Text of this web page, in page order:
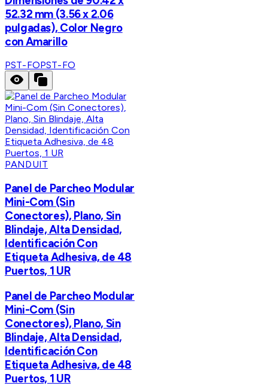
52.32 mm (3.56 x 2.06
pulgadas), Color Negro
con Amarillo
PST-FOPST-FO
PANDUIT
Panel de Parcheo Modular
Mini-Com (Sin
Conectores), Plano, Sin
Blindaje, Alta Densidad,
Identificación Con
Etiqueta Adhesiva, de 48
Puertos, 1 UR
Panel de Parcheo Modular
Mini-Com (Sin
Conectores), Plano, Sin
Blindaje, Alta Densidad,
Identificación Con
Etiqueta Adhesiva, de 48
Puertos, 1 UR